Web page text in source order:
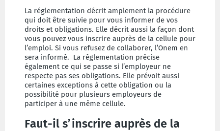
La réglementation décrit amplement la procédure
qui doit être suivie pour vous informer de vos
droits et obligations. Elle décrit aussi la façon dont
vous pouvez vous inscrire auprès de la cellule pour
l’emploi. Si vous refusez de collaborer, l’Onem en
sera informé. La réglementation précise
également ce qui se passe si l’employeur ne
respecte pas ses obligations. Elle prévoit aussi
certaines exceptions à cette obligation ou la
possibilité pour plusieurs employeurs de
participer à une même cellule.
Faut-il s’inscrire auprès de la